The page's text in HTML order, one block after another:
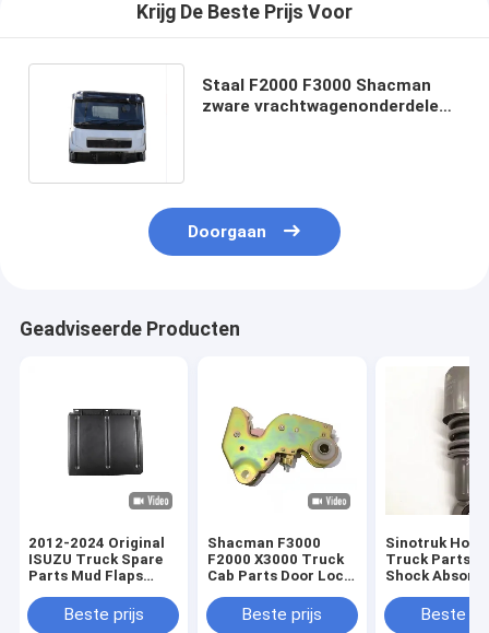
Krijg De Beste Prijs Voor
Staal F2000 F3000 Shacman
zware vrachtwagenonderdelen
Doorgaan
Geadviseerde Producten
2012-2024 Original
ISUZU Truck Spare
Parts Mud Flaps
rechter
achterwielplaten
Beste prijs
Shacman F3000
F2000 X3000 Truck
Cab Parts Door Lock
81626806095
Beste prijs
Sinotruk Howo
Truck Parts
Shock
Beste